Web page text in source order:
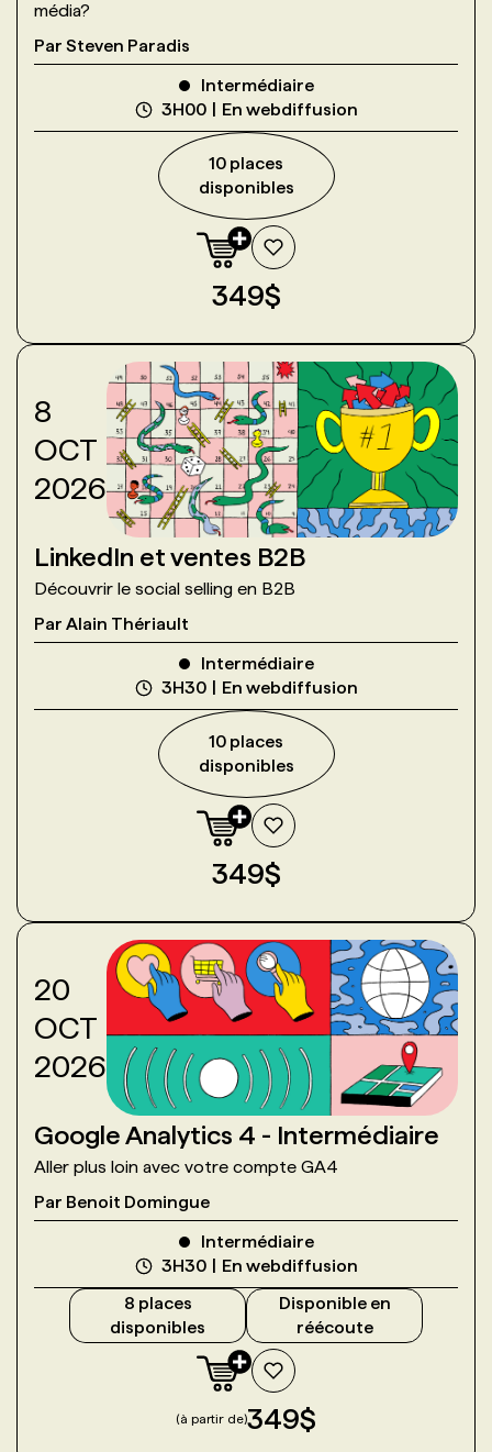
média?
Par Steven Paradis
Intermédiaire
3H00
En webdiffusion
10 places
disponibles
349$
8
OCT
2026
LinkedIn et ventes B2B
Découvrir le social selling en B2B
Par Alain Thériault
Intermédiaire
3H30
En webdiffusion
10 places
disponibles
349$
20
OCT
2026
Google Analytics 4 - Intermédiaire
Aller plus loin avec votre compte GA4
Par Benoit Domingue
Intermédiaire
3H30
En webdiffusion
8 places
disponibles
Disponible en
réécoute
(à partir de)349$